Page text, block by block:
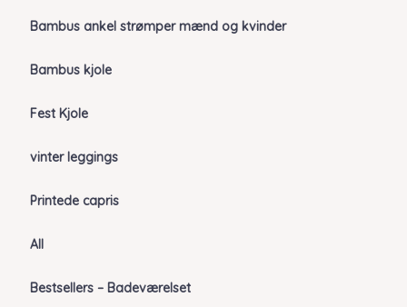
Bambus ankel strømper mænd og kvinder
Bambus kjole
Fest Kjole
vinter leggings
Printede capris
All
Bestsellers – Badeværelset